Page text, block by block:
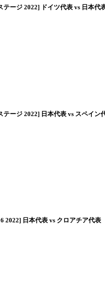
ージ 2022] ドイツ代表 vs 日本代
ージ 2022] 日本代表 vs スペイン
2022] 日本代表 vs クロアチア代表